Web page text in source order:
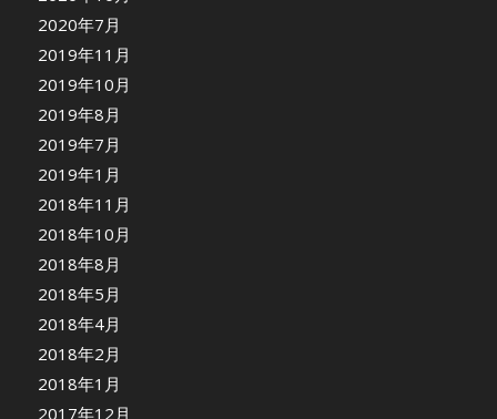
2020年7月
2019年11月
2019年10月
2019年8月
2019年7月
2019年1月
2018年11月
2018年10月
2018年8月
2018年5月
2018年4月
2018年2月
2018年1月
2017年12月